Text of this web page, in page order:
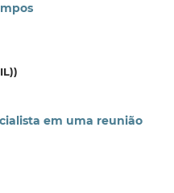
em uma reunião